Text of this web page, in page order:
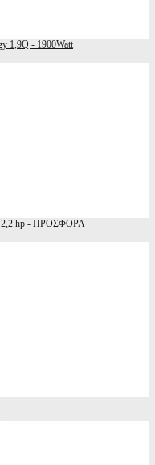
1,9Q - 1900Watt
- 2,2 hp - ΠΡΟΣΦΟΡΑ